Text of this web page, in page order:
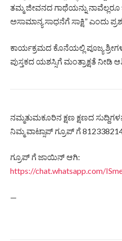
ತಮ್ಮ ಜೀವನದ ಗಾಥೆಯನ್ನು
ಅಸಾಮಾನ್ಯ ಸಾಧನೆಗೆ ಸಾಕ್ಷಿ” ಎಂದು
ಕಾರ್ಯಕ್ರಮದ ಕೊನೆಯಲ್ಲಿ ಪೂಜ್ಯ
ಪುಸ್ತಕದ ಯಶಸ್ಸಿಗೆ ಮಂತ್ರಾಕ್ಷತೆ ನೀಡಿ
ನಮ್ಮತುಮಕೂರಿನ ಕ್ಷಣ ಕ್ಷಣದ
ನಿಮ್ಮ ವಾಟ್ಸಾಪ್ ಗ್ರೂಪ್ ಗೆ
ಗ್ರೂಪ್ ಗೆ ಜಾಯಿನ್ ಆಗಿ:
https://chat.whatsapp.com/
—